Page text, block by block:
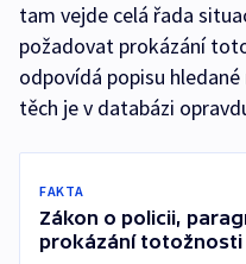
tam vejde celá řada
požadovat prokázání
odpovídá popisu
těch je v databázi
FAKTA
Zákon o policii,
prokázání totožnosti